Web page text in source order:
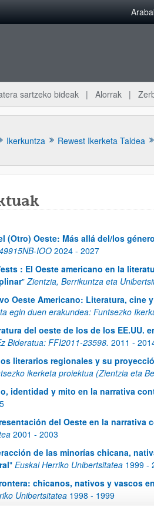
sartzeko bideak Alorrak
Ikerkuntza Rewest Ikerketa Taldea
(Otro) Oeste: Más allá del/los
IOO2024 - 2027
: El Oeste americano en la
"Zientzia, Berrikuntza eta
Oeste Americano: Literatura,
egin duen erakundea: Funtsezko
del oeste de los de los EE.UU.
Bideratua: FFI2011-23598. 2011 -
literarios regionales y su
ikerketa proiektua (Zientzia eta
identidad y mito en la narrativa
del Oeste en la narrativa
2001 - 2003
de las minorías chicana,
" Euskal Herriko Unibertsitatea 1999 -
chicanos, nativos y vascos
Unibertsitatea 1998 - 1999